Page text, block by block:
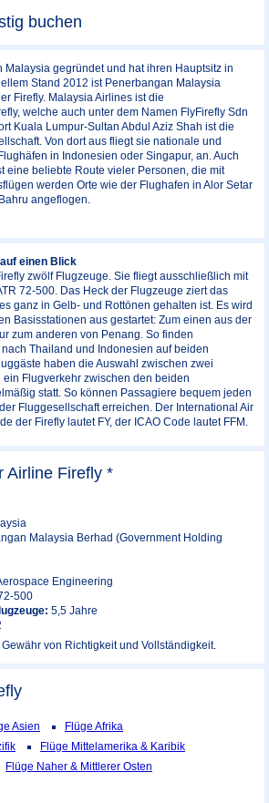
buchen
Malaysia gegründet und hat ihren Hauptsitz in
Stand 2012 ist Penerbangan Malaysia
Firefly. Malaysia Airlines ist die
welche auch unter dem Namen FlyFirefly Sdn
Kuala Lumpur-Sultan Abdul Aziz Shah ist die
Von dort aus fliegt sie nationale und
in Indonesien oder Singapur, an. Auch
eine beliebte Route vieler Personen, die mit
werden Orte wie der Flughafen in Alor Setar
angeflogen.
einen Blick
zwölf Flugzeuge. Sie fliegt ausschließlich mit
72-500. Das Heck der Flugzeuge ziert das
ganz in Gelb- und Rottönen gehalten ist. Es wird
Basisstationen aus gestartet: Zum einen aus der
zum anderen von Penang. So finden
Thailand und Indonesien auf beiden
haben die Auswahl zwischen zwei
ein Flugverkehr zwischen den beiden
statt. So können Passagiere bequem jeden
Fluggesellschaft erreichen. Der International Air
der Firefly lautet FY, der ICAO Code lautet FFM.
Airline Firefly *
Malaysia Berhad (Government Holding
Engineering
500
5,5 Jahre
von Richtigkeit und Vollständigkeit.
Asien
Flüge Afrika
Flüge Mittelamerika & Karibik
Flüge Naher & Mittlerer Osten